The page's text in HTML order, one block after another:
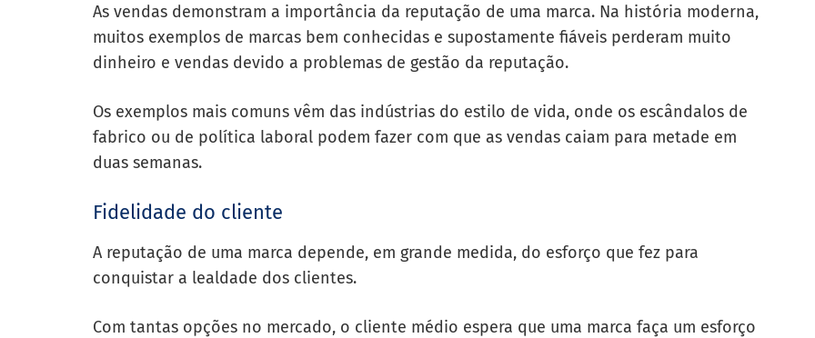
As vendas demonstram a importância da reputação de uma marca. Na história moderna,
muitos exemplos de marcas bem conhecidas e supostamente fiáveis perderam muito
dinheiro e vendas devido a problemas de gestão da reputação.
Os exemplos mais comuns vêm das indústrias do estilo de vida, onde os escândalos de
fabrico ou de política laboral podem fazer com que as vendas caiam para metade em
duas semanas.
Fidelidade do cliente
A reputação de uma marca depende, em grande medida, do esforço que fez para
conquistar a lealdade dos clientes.
Com tantas opções no mercado, o cliente médio espera que uma marca faça um esforço